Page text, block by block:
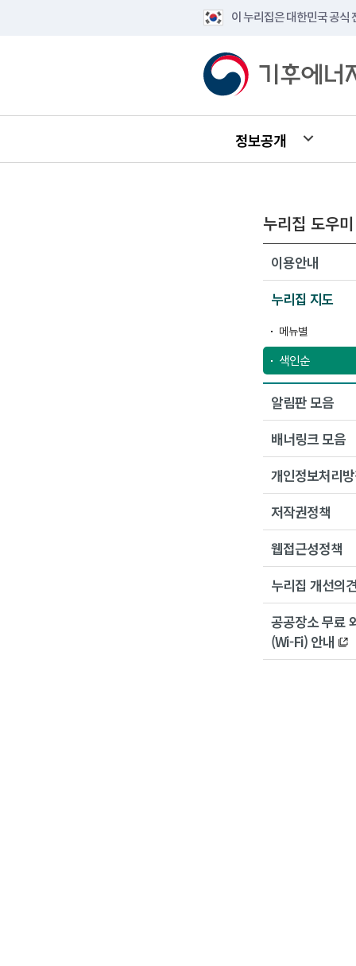
이 누리집은 대한민국 공식
정보공개
누리집 도우미
이용안내
누리집 지도
메뉴별
색인순
알림판 모음
배너링크 모음
개인정보처리
저작권정책
웹접근성정책
누리집 개선의
공공장소 무료
(Wi-Fi) 안내